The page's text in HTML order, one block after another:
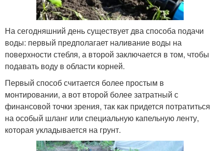
На сегодняшний день существует два способа подачи
воды: первый предполагает наливание воды на
поверхности стебля, а второй заключается в том, чтобы
подавать воду в области корней.
Первый способ считается более простым в
монтировании, а вот второй более затратный с
финансовой точки зрения, так как придется потратиться
на особый шланг или специальную капельную ленту,
которая укладывается на грунт.